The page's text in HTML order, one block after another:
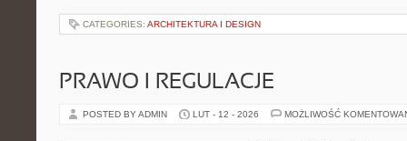
CATEGORIES: ARCHITEKTURA I DESIGN
PRAWO I REGULACJE
POSTED BY ADMIN LUT - 12 - 2026 MOŻLIWOŚĆ